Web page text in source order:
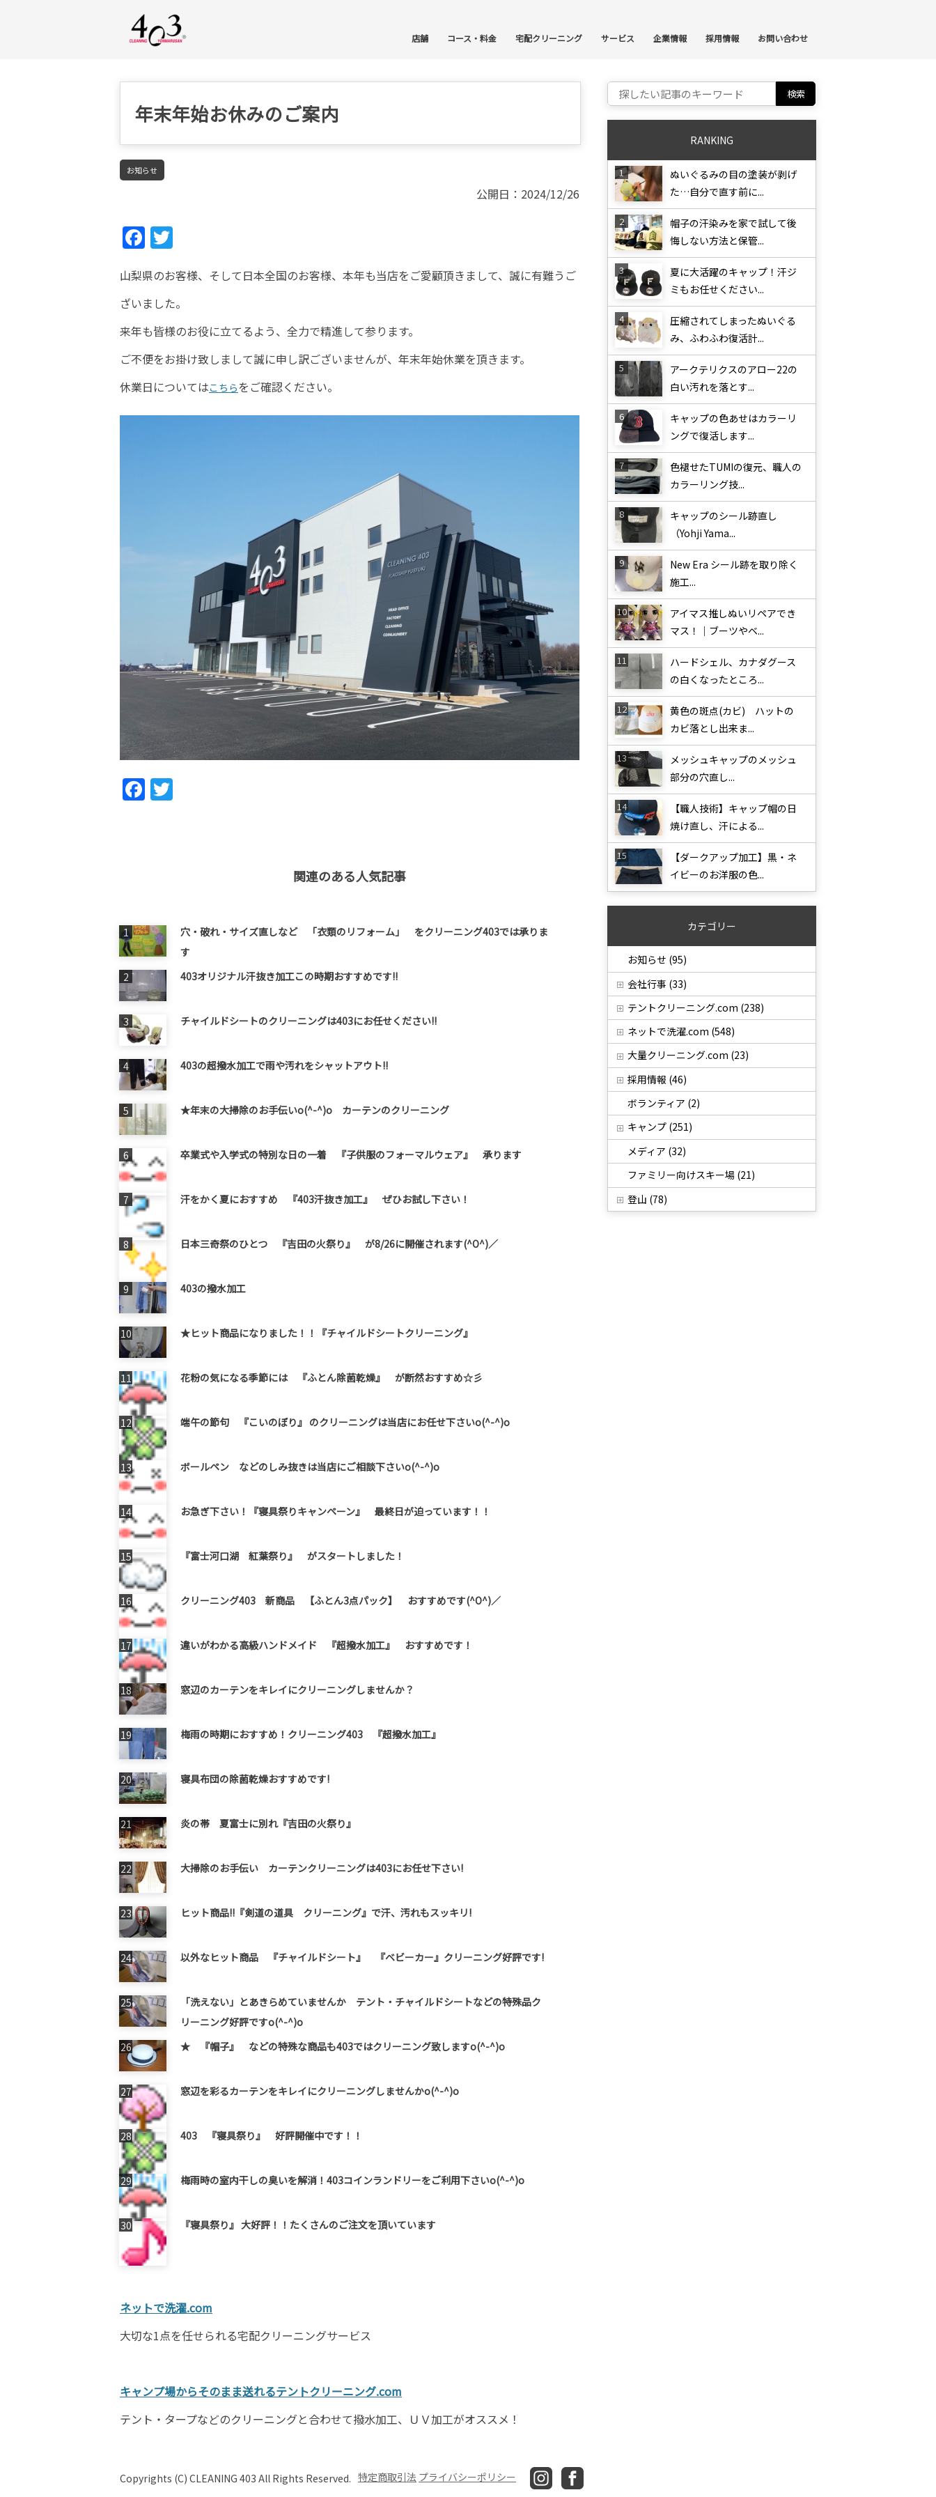
店舗 コース・料金 宅配クリーニング サービス 企業情報 採用情報 お問い合わせ
年末年始お休みのご案内
お知らせ
公開日：2024/12/26
Fac
ok
山梨県のお客様、そして日本全国のお客様、本年も当店をご愛顧頂きまして、誠に有難うご
ざいました。
来年も皆様のお役に立てるよう、全力で精進して参ります。
ご不便をお掛け致しまして誠に申し訳ございませんが、年末年始休業を頂きます。
休業日についてはこちら をご確認ください。
Fac
関連のある人気記事
穴・破れ・サイズ直しなど 「衣類のリフォーム」 をクリーニング403では承りま
す
403オリジナル汗抜き加工この時期おすすめです!!
チャイルドシートのクリーニングは403にお任せください!!
403の超撥水加工で雨や汚れをシャットアウト!!
★年末の大掃除のお手伝いo(^-^)o カーテンのクリーニング
卒業式や入学式の特別な日の一着 『子供服のフォーマルウェア』 承ります
汗をかく夏におすすめ 『403汗抜き加工』 ぜひお試し下さい！
日本三奇祭のひとつ 『吉田の火祭り』 が8/26に開催されます(^O^)／
403の撥水加工
★ヒット商品になりました！！『チャイルドシートクリーニング』
花粉の気になる季節には 『ふとん除菌乾燥』 が断然おすすめ☆彡
端午の節句 『こいのぼり』 のクリーニングは当店にお任せ下さいo(^-^)o
ボールペン などのしみ抜きは当店にご相談下さいo(^-^)o
お急ぎ下さい！『寝具祭りキャンペーン』 最終日が迫っています！！
『富士河口湖 紅葉祭り』 がスタートしました！
クリーニング403 新商品 【ふとん3点パック】 おすすめです(^O^)／
違いがわかる高級ハンドメイド 『超撥水加工』 おすすめです！
窓辺のカーテンをキレイにクリーニングしませんか？
梅雨の時期におすすめ！クリーニング403 『超撥水加工』
寝具布団の除菌乾燥おすすめです!
炎の帯 夏富士に別れ『吉田の火祭り』
大掃除のお手伝い カーテンクリーニングは403にお任せ下さい!
ヒット商品!!『剣道の道具 クリーニング』で汗、汚れもスッキリ!
以外なヒット商品 『チャイルドシート』 『ベビーカー』クリーニング好評です!
「洗えない」とあきらめていませんか テント・チャイルドシートなどの特殊品ク
リーニング好評ですo(^-^)o
★ 『帽子』 などの特殊な商品も403ではクリーニング致しますo(^-^)o
窓辺を彩るカーテンをキレイにクリーニングしませんかo(^-^)o
403 『寝具祭り』 好評開催中です！！
梅雨時の室内干しの臭いを解消！403コインランドリーをご利用下さいo(^-^)o
『寝具祭り』 大好評！！たくさんのご注文を頂いています
ネットで洗濯.com
大切な1点を任せられる宅配クリーニングサービス
キャンプ場からそのまま送れるテントクリーニング.com
テント・タープなどのクリーニングと合わせて撥水加工、ＵＶ加工がオススメ！
Search for:
RANKING
ぬいぐるみの目の塗装が剥げ
た…自分で直す前に...
帽子の汗染みを家で試して後
悔しない方法と保管...
夏に大活躍のキャップ！汗ジ
ミもお任せください...
圧縮されてしまったぬいぐる
み、ふわふわ復活計...
アークテリクスのアロー22の
白い汚れを落とす...
キャップの色あせはカラーリ
ングで復活します...
色褪せたTUMIの復元、職人の
カラーリング技...
キャップのシール跡直し
（Yohji Yama...
New Era シール跡を取り除く
施工...
アイマス推しぬいリペアでき
マス！｜ブーツやベ...
ハードシェル、カナダグース
の白くなったところ...
黄色の斑点(カビ) ハットの
カビ落とし出来ま...
メッシュキャップのメッシュ
部分の穴直し...
【職人技術】キャップ帽の日
焼け直し、汗による...
【ダークアップ加工】黒・ネ
イビーのお洋服の色...
カテゴリー
お知らせ (95)
会社行事 (33)
テントクリーニング.com (238)
ネットで洗濯.com (548)
大量クリーニング.com (23)
採用情報 (46)
ボランティア (2)
キャンプ (251)
メディア (32)
ファミリー向けスキー場 (21)
登山 (78)
Copyrights (C) CLEANING 403 All Rights Reserved. 特定商取引法 プライバシーポリシー